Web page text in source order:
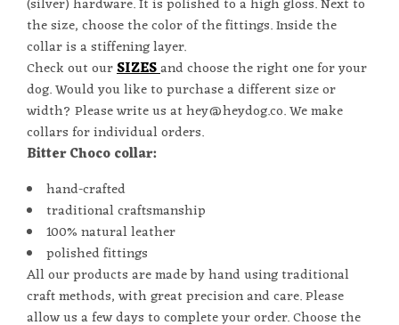
(silver) hardware. It is polished to a high gloss. Next to
the size, choose the color of the fittings.Inside the
collar is a stiffening layer.
Check out ourSIZESand choose the right one for your
dog.Would you like to purchase a different size or
width? Please write us at hey@heydog.co. We make
collars for individual orders.
Bitter Choco collar:
hand-crafted
traditional craftsmanship
100% natural leather
polished fittings
All our products are made by hand using traditional
craft methods, with great precision and care. Please
allow us a few days to complete your order. Choose the